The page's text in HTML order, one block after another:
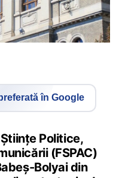
în Google
Politice,
(FSPAC)
Bolyai din